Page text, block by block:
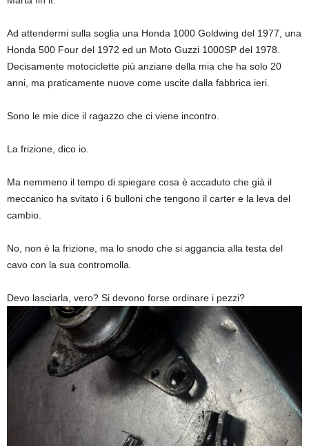
Ad attendermi sulla soglia una Honda 1000 Goldwing del 1977, una
Honda 500 Four del 1972 ed un Moto Guzzi 1000SP del 1978.
Decisamente motociclette più anziane della mia che ha solo 20
anni, ma praticamente nuove come uscite dalla fabbrica ieri.
Sono le mie dice il ragazzo che ci viene incontro.
La frizione, dico io.
Ma nemmeno il tempo di spiegare cosa è accaduto che già il
meccanico ha svitato i 6 bulloni che tengono il carter e la leva del
cambio.
No, non è la frizione, ma lo snodo che si aggancia alla testa del
cavo con la sua contromolla.
Devo lasciarla, vero? Si devono forse ordinare i pezzi?